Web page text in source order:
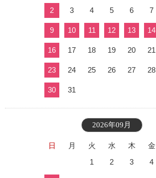
2 3 4 5 6 7
9 10 11 12 13 14
16 17 18 19 20 21
23 24 25 26 27 28
30 31
2026年09月
日 月 火 水 木 金
1
2 3 4